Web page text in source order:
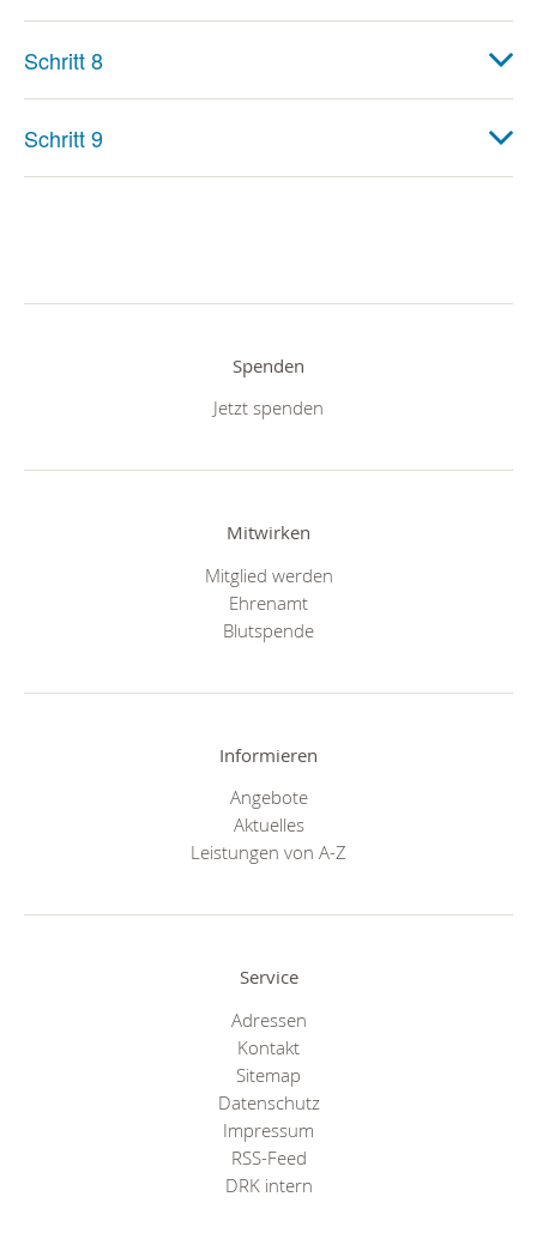
Schritt 8
Schritt 9
Spenden
Jetzt spenden
Mitwirken
Mitglied werden
Ehrenamt
Blutspende
Informieren
Angebote
Aktuelles
Leistungen von A-Z
Service
Adressen
Kontakt
Sitemap
Datenschutz
Impressum
RSS-Feed
DRK intern